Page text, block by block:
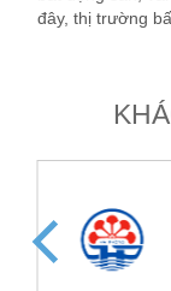
đây, thị trường